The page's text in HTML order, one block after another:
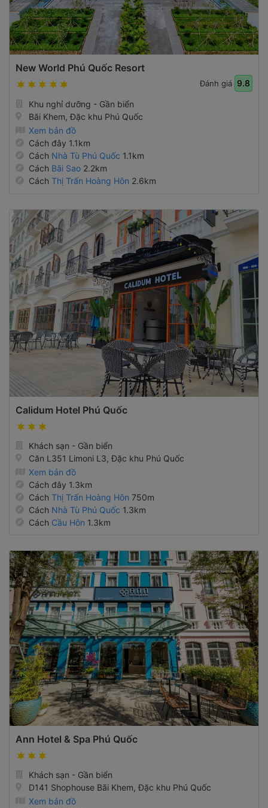
New World Phú Quốc Resort
Đánh giá 9.8
Khu nghỉ dưỡng - Gần biển
Bãi Khem, Đặc khu Phú Quốc
Xem bản đồ
Cách đây 1.1km
Cách Nhà Tù Phú Quốc 1.1km
Cách Bãi Sao 2.2km
Cách Thị Trấn Hoàng Hôn 2.6km
Calidum Hotel Phú Quốc
Khách sạn - Gần biển
Căn L351 Limoni L3, Đặc khu Phú Quốc
Xem bản đồ
Cách đây 1.3km
Cách Thị Trấn Hoàng Hôn 750m
Cách Nhà Tù Phú Quốc 1.3km
Cách Cầu Hôn 1.3km
Ann Hotel & Spa Phú Quốc
Khách sạn - Gần biển
D141 Shophouse Bãi Khem, Đặc khu Phú Quốc
Xem bản đồ